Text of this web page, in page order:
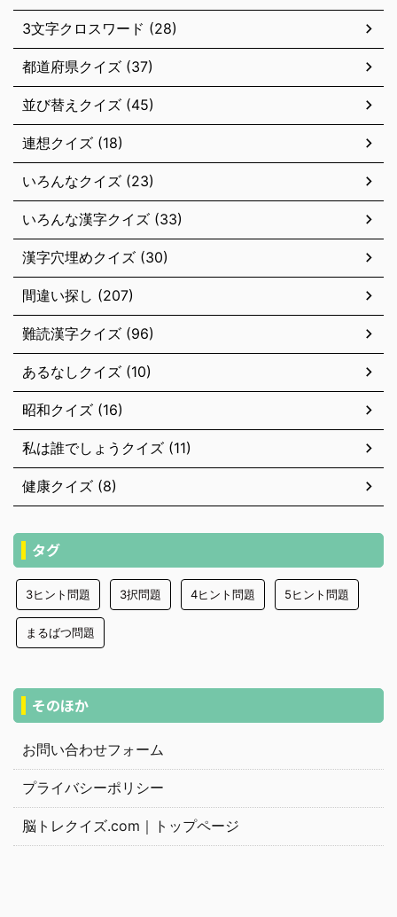
3文字クロスワード (28)
都道府県クイズ (37)
並び替えクイズ (45)
連想クイズ (18)
いろんなクイズ (23)
いろんな漢字クイズ (33)
漢字穴埋めクイズ (30)
間違い探し (207)
難読漢字クイズ (96)
あるなしクイズ (10)
昭和クイズ (16)
私は誰でしょうクイズ (11)
健康クイズ (8)
タグ
3ヒント問題 3択問題 4ヒント問題 5ヒント問題
まるばつ問題
そのほか
お問い合わせフォーム
プライバシーポリシー
脳トレクイズ.com｜トップページ